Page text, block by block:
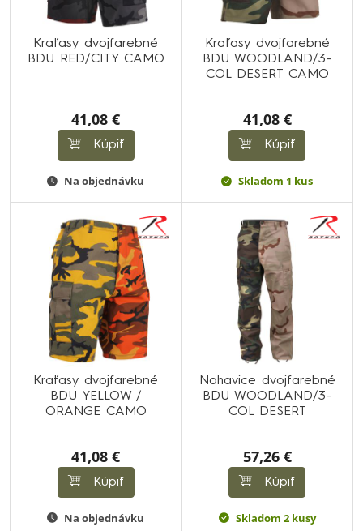
Kraťasy dvojfarebné
BDU RED/CITY CAMO
41,08 €
Kúpiť
Na objednávku
Kraťasy dvojfarebné
BDU WOODLAND/3-
COL DESERT CAMO
41,08 €
Kúpiť
Skladom 1 kus
Kraťasy dvojfarebné
BDU YELLOW /
ORANGE CAMO
41,08 €
Kúpiť
Na objednávku
Nohavice dvojfarebné
BDU WOODLAND/3-
COL DESERT
57,26 €
Kúpiť
Skladom 2 kusy